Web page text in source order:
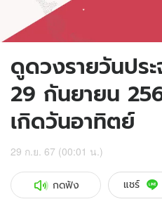
ดูดวงรายวันปร
29 กันยายน
เกิดวันอาทิตย์
29 ก.ย. 67 (00:01 น.)
กดฟัง แชร์